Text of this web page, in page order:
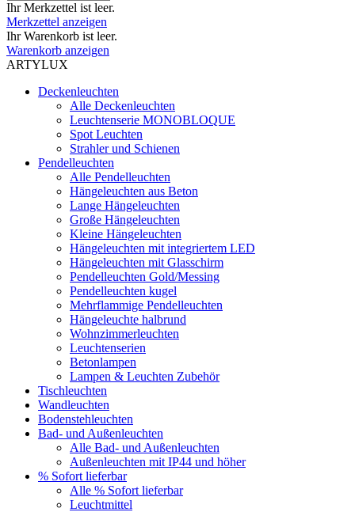
Ihr Merkzettel ist leer.
Merkzettel anzeigen
Ihr Warenkorb ist leer.
Warenkorb anzeigen
ARTYLUX
Deckenleuchten
Alle Deckenleuchten
Leuchtenserie MONOBLOQUE
Spot Leuchten
Strahler und Schienen
Pendelleuchten
Alle Pendelleuchten
Hängeleuchten aus Beton
Lange Hängeleuchten
Große Hängeleuchten
Kleine Hängeleuchten
Hängeleuchten mit integriertem LED
Hängeleuchten mit Glasschirm
Pendelleuchten Gold/Messing
Pendelleuchten kugel
Mehrflammige Pendelleuchten
Hängeleuchte halbrund
Wohnzimmerleuchten
Leuchtenserien
Betonlampen
Lampen & Leuchten Zubehör
Tischleuchten
Wandleuchten
Bodenstehleuchten
Bad- und Außenleuchten
Alle Bad- und Außenleuchten
Außenleuchten mit IP44 und höher
% Sofort lieferbar
Alle % Sofort lieferbar
Leuchtmittel